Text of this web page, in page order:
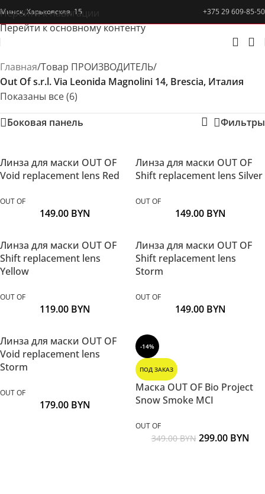
Перейти к навигации
Перейти к основному контенту
Минск, Харьковская, 15 +375 29 609-85-50
Главная/Товар ПРОИЗВОДИТЕЛЬ/
Out Of s.r.l. Via Leonida Magnolini 14, Brescia, Италия
Показаны все (6)
Боковая панель
Фильтры
Линза для маски OUT OF
Void replacement lens Red
OUT OF
149.00 BYN
Линза для маски OUT OF
Shift replacement lens Silver
OUT OF
149.00 BYN
Линза для маски OUT OF
Shift replacement lens
Yellow
OUT OF
119.00 BYN
Линза для маски OUT OF
Shift replacement lens
Storm
OUT OF
149.00 BYN
Линза для маски OUT OF
Void replacement lens
Storm
OUT OF
179.00 BYN
-14%
ПОД ЗАКАЗ
Маска OUT OF Bio Project
Snow Smoke MCI
OUT OF
349.00BYN 299.00 BYN